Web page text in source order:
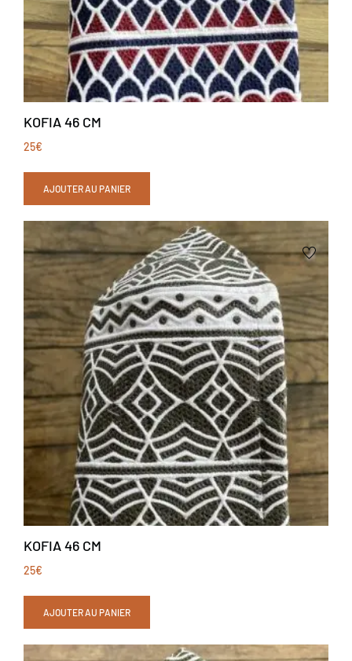
KOFIA 46 CM
25€
AJOUTER AU PANIER
KOFIA 46 CM
25€
AJOUTER AU PANIER